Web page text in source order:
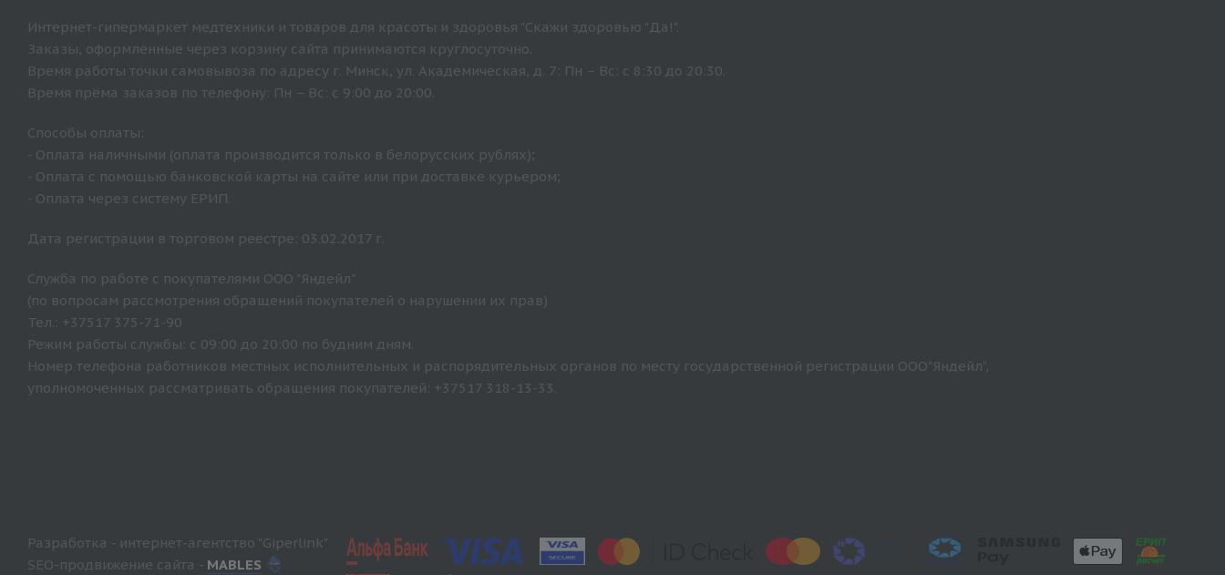
Интернет-гипермаркет медтехники и товаров для красоты и здоровья "Скажи здоровью "Да!".
Заказы, оформленные через корзину сайта принимаются круглосуточно.
Время работы точки самовывоза по адресу г. Минск, ул. Академическая, д. 7: Пн – Вс: с 8:30 до 20:30.
Время прёма заказов по телефону: Пн – Вс: с 9:00 до 20:00.
Способы оплаты:
- Оплата наличными (оплата производится только в белорусских рублях);
- Оплата с помощью банковской карты на сайте или при доставке курьером;
- Оплата через систему ЕРИП.
Дата регистрации в торговом реестре: 03.02.2017 г.
Служба по работе с покупателями ООО "Яндейл"
(по вопросам рассмотрения обращений покупателей о нарушении их прав)
Тел.: +37517 375-71-90
Режим работы службы: с 09:00 до 20:00 по будним дням.
Номер телефона работников местных исполнительных и распорядительных органов по месту государственной регистрации ООО"Яндейл",
уполномоченных рассматривать обращения покупателей: +37517 318-13-33.
Разработка - интернет-агентство "Giperlink"
SEO-продвижение сайта - MABLES